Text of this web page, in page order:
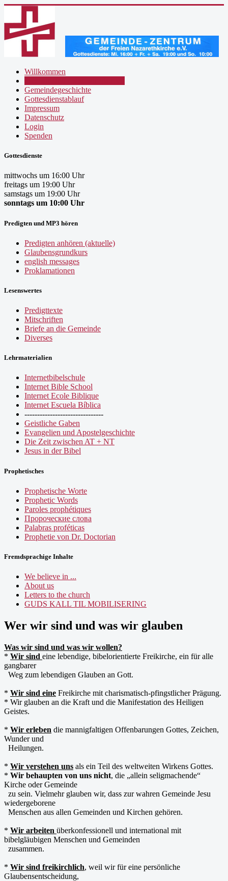
Willkommen
Gemeindegeschichte
Gottesdienstablauf
Impressum
Datenschutz
Login
Spenden
Gottesdienste
mittwochs um 16:00 Uhr
freitags um 19:00 Uhr
samstags um 19:00 Uhr
sonntags um 10:00 Uhr
Predigten und MP3 hören
Predigten anhören (aktuelle)
Glaubensgrundkurs
english messages
Proklamationen
Lesenswertes
Predigttexte
Mitschriften
Briefe an die Gemeinde
Diverses
Lehrmaterialien
Internetbibelschule
Internet Bible School
Internet Ecole Biblique
Internet Escuela Bíblica
-------------------------------
Geistliche Gaben
Evangelien und Apostelgeschichte
Die Zeit zwischen AT + NT
Jesus in der Bibel
Prophetisches
Prophetische Worte
Prophetic Words
Paroles prophétiques
Пророческие слова
Palabras proféticas
Prophetie von Dr. Doctorian
Fremdsprachige Inhalte
We believe in ...
About us
Letters to the church
GUDS KALL TIL MOBILISERING
Wer wir sind und was wir glauben
Was wir sind und was wir wollen?
* Wir sind eine lebendige, bibelorientierte Freikirche, ein für alle
gangbarer
Weg zum lebendigen Glauben an Gott.
* Wir sind eine Freikirche mit charismatisch-pfingstlicher Prägung.
* Wir glauben an die Kraft und die Manifestation des Heiligen
Geistes.
* Wir erleben die mannigfaltigen Offenbarungen Gottes, Zeichen,
Wunder und
Heilungen.
* Wir verstehen uns als ein Teil des weltweiten Wirkens Gottes.
* Wir behaupten von uns nicht, die „allein seligmachende“
Kirche oder Gemeinde
zu sein. Vielmehr glauben wir, dass zur wahren Gemeinde Jesu
wiedergeborene
Menschen aus allen Gemeinden und Kirchen gehören.
* Wir arbeiten überkonfessionell und international mit
bibelgläubigen Menschen und Gemeinden
zusammen.
* Wir sind freikirchlich, weil wir für eine persönliche
Glaubensentscheidung,